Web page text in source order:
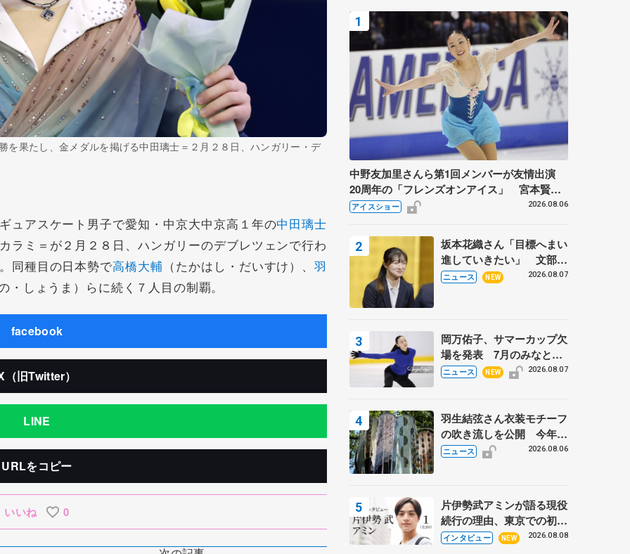
果たし、金メダルを掲げる中田璃士＝２月２８日、ハンガリー・デ
アスケート男子で愛知・中京大中京高１年の中田璃士
ラミ＝が２月２８日、ハンガリーのデブレツェンで行わ
同種目の日本勢で高橋大輔 （たかはし・だいすけ）、羽
・しょうま）らに続く７人目の制覇。
facebook
（旧Twitter）
LINE
URLをコピー
いいね 0
中野友加里さんら第1回メンバーが友情出演
20周年の「フレンズオンアイス」 宮本賢二
さん、有川梨絵さん、田村岳斗さんも
アイスショー 2026.08.06
坂本花織さん「目標へまい
進していきたい」 文部科
学省スポーツ表彰式で代表
ニュース NEW 2026.08.07
岡万佑子、サマーカップ欠
場を発表 7月のみなとア
クルス杯は腰痛の影響で
ニュース NEW 2026.08.07
羽生結弦さん衣装モチーフ
の吹き流しを公開 今年は
「春よ、来い」、仙台の瑞
ニュース 2026.08.06
片伊勢武アミンが語る現役
続行の理由、東京での初め
ての一人暮らし 注目スケ
インタビュー NEW 2026.08.08